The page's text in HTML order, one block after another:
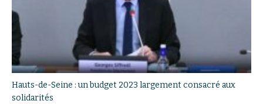
Hauts-de-Seine : un budget 2023 largement consacré aux
solidarités